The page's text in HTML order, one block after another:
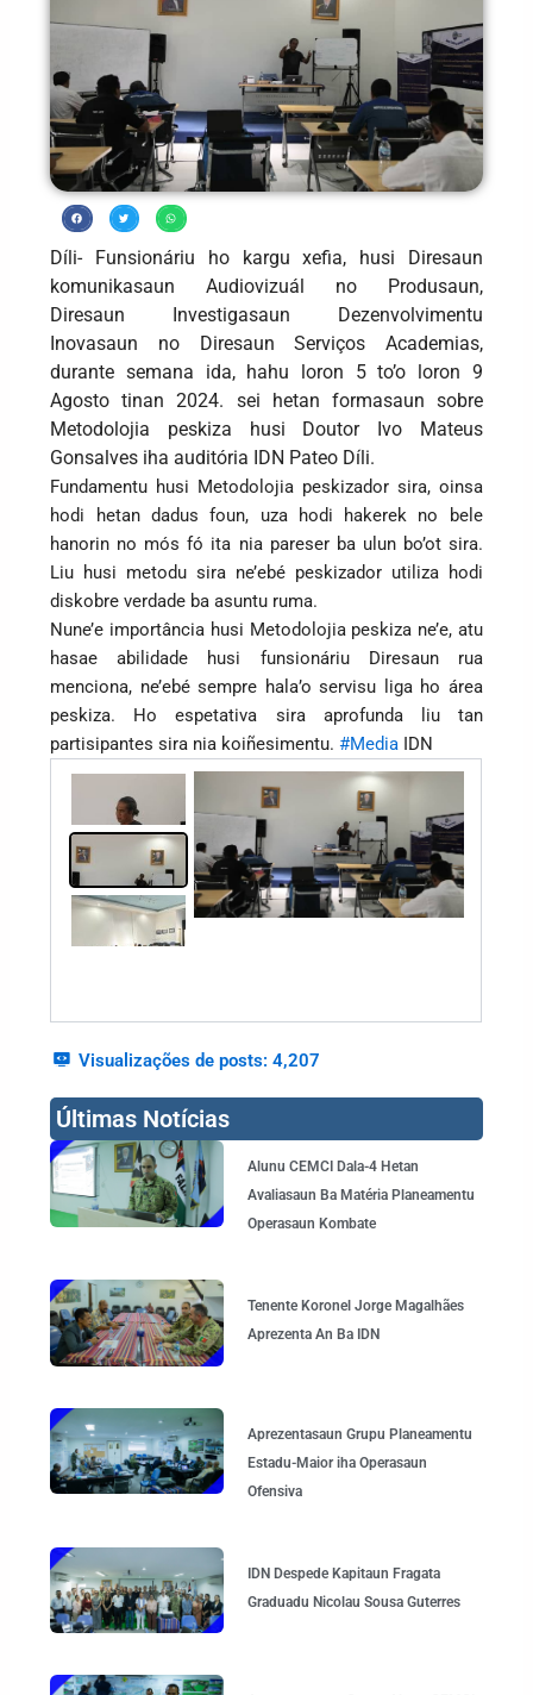
Díli- Funsionáriu ho kargu xefia, husi Diresaun
komunikasaun Audiovizuál no Produsaun,
Diresaun Investigasaun Dezenvolvimentu
Inovasaun no Diresaun Serviços Academias,
durante semana ida, hahu loron 5 to’o loron 9
Agosto tinan 2024. sei hetan formasaun sobre
Metodolojia peskiza husi Doutor Ivo Mateus
Gonsalves iha auditória IDN Pateo Díli.
Fundamentu husi Metodolojia peskizador sira, oinsa
hodi hetan dadus foun, uza hodi hakerek no bele
hanorin no mós fó ita nia pareser ba ulun bo’ot sira.
Liu husi metodu sira ne’ebé peskizador utiliza hodi
diskobre verdade ba asuntu ruma.
Nune’e importância husi Metodolojia peskiza ne’e, atu
hasae abilidade husi funsionáriu Diresaun rua
menciona, ne’ebé sempre hala’o servisu liga ho área
peskiza. Ho espetativa sira aprofunda liu tan
partisipantes sira nia koiñesimentu.#Media IDN
Visualizações de posts: 4,207
Últimas Notícias
Alunu CEMCI Dala-4 Hetan
Avaliasaun Ba Matéria Planeamentu
Operasaun Kombate
Tenente Koronel Jorge Magalhães
Aprezenta An Ba IDN
Aprezentasaun Grupu Planeamentu
Estadu-Maior iha Operasaun
Ofensiva
IDN Despede Kapitaun Fragata
Graduadu Nicolau Sousa Guterres
Page